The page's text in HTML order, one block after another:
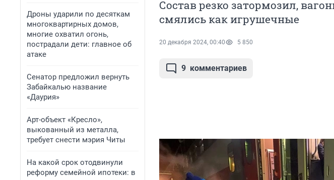
Дроны ударили по десяткам
многоквартирных домов,
многие охватил огонь,
пострадали дети: главное об
атаке
Сенатор предложил вернуть
Забайкалью название
«Даурия»
Арт-объект «Кресло»,
выкованный из металла,
требует снести мэрия Читы
На какой срок отодвинули
реформу семейной ипотеки: в
Состав резко затормозил,
смялись как игрушечные
20 декабря 2024, 00:40 5 850
9 комментариев